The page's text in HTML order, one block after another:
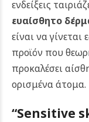
ενδείξεις
ευαίσθητο
είναι να
προϊόν που
προκαλέσει
ορισμένα άτομα.
“Sensitive